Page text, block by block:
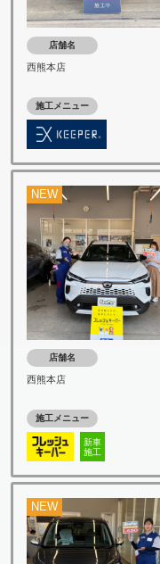
店舗名
西熊本店
施工メニュー
NEW
店舗名
西熊本店
施工メニュー
新車
施工
NEW